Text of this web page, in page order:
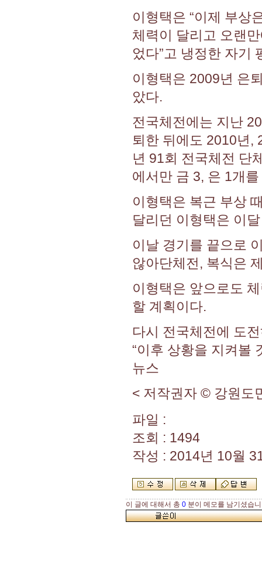
이형택은 “이제 부상
체력이 달리고 오랜
었다”고 냉정한 자기
이형택은 2009년 은
았다.
전국체전에는 지난
퇴한 뒤에도 2010년,
년 91회 전국체전 단
에서만 금 3, 은 1개
이형택은 복근 부상
달리던 이형택은 이
이날 경기를 끝으로
않아단체전, 복식은
이형택은 앞으로도
할 계획이다.
다시 전국체전에 도
“이후 상황을 지켜볼
뉴스
< 저작권자 © 강원도
파일 :
조회 : 1494
작성 : 2014년 10월
이 글에 대해서 총 0 분이 메모를 남기셨습